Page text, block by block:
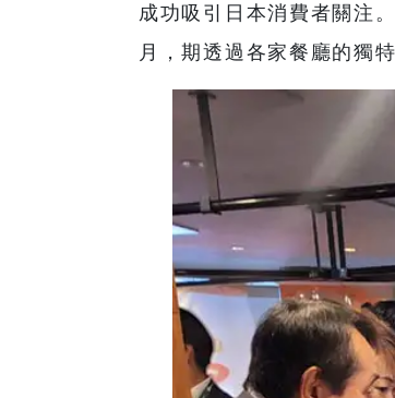
成功吸引日本消費者關注
月，期透過各家餐廳的獨